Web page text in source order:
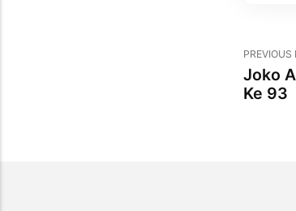
PREVIOUS
Joko
Ke 93